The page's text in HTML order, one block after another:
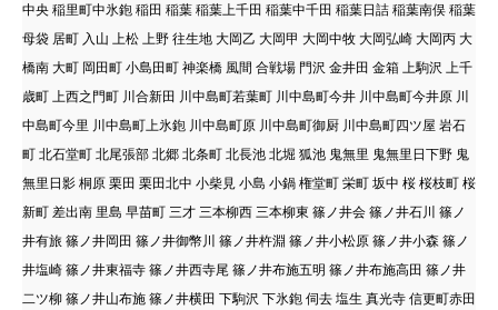
中央 稲里町中氷鉋 稲田 稲葉 稲葉上千田 稲葉中千田 稲葉日詰 稲葉南俣 稲葉
母袋 居町 入山 上松 上野 往生地 大岡乙 大岡甲 大岡中牧 大岡弘崎 大岡丙 大
橋南 大町 岡田町 小島田町 神楽橋 風間 合戦場 門沢 金井田 金箱 上駒沢 上千
歳町 上西之門町 川合新田 川中島町若葉町 川中島町今井 川中島町今井原 川
中島町今里 川中島町上氷鉋 川中島町原 川中島町御厨 川中島町四ツ屋 岩石
町 北石堂町 北尾張部 北郷 北条町 北長池 北堀 狐池 鬼無里 鬼無里日下野 鬼
無里日影 桐原 栗田 栗田北中 小柴見 小島 小鍋 権堂町 栄町 坂中 桜 桜枝町 桜
新町 差出南 里島 早苗町 三才 三本柳西 三本柳東 篠ノ井会 篠ノ井石川 篠ノ
井有旅 篠ノ井岡田 篠ノ井御幣川 篠ノ井杵淵 篠ノ井小松原 篠ノ井小森 篠ノ
井塩崎 篠ノ井東福寺 篠ノ井西寺尾 篠ノ井布施五明 篠ノ井布施高田 篠ノ井
二ツ柳 篠ノ井山布施 篠ノ井横田 下駒沢 下氷鉋 伺去 塩生 真光寺 信更町赤田